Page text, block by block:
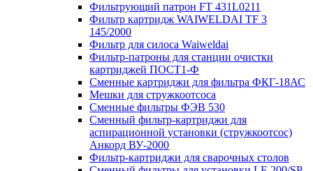
Фильтрующий патрон FT 431L0211
Фильтр картридж WAIWELDAI TF 3
145/2000
Фильтр для силоса Waiweldai
Фильтр-патроны для станции очистки
картриджей ПОСТ1-Ф
Сменные картриджи для фильтра ФКГ-18АС
Мешки для стружкоотсоса
Сменные фильтры ФЭВ 530
Сменный фильтр-картриджи для
аспирационной установки (стружкоотсос)
Анкорд ВУ-2000
Фильтр-картриджи для сварочных столов